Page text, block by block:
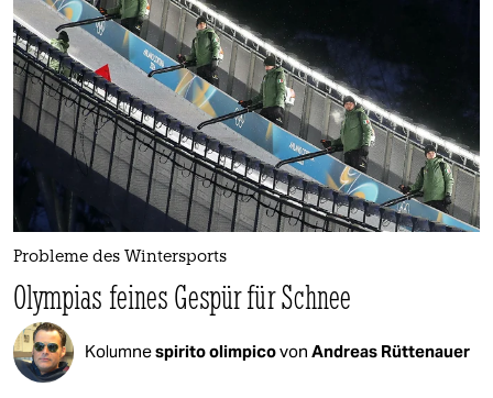
epaper login
Probleme des Wintersports
Olympias feines Gespür für Schnee
Kolumnespirito olimpicovon Andreas Rüttenauer